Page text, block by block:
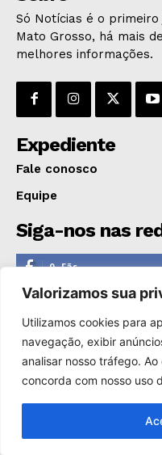
ÚLTIMAS NOTÍCIAS
Valorizamos sua
Utilizamos cookies para
navegação, exibir
analisar nosso tráfego. Ao
concorda com nosso uso
Só Notícias é o
Mato Grosso, há mais
melhores informações.
Expediente
Fale conosco
Equipe
Siga-nos nas
0 Fãs
0 Seguidores
1,110 Seguidores
0 Inscritos
Copyright © 2000-2025.
de